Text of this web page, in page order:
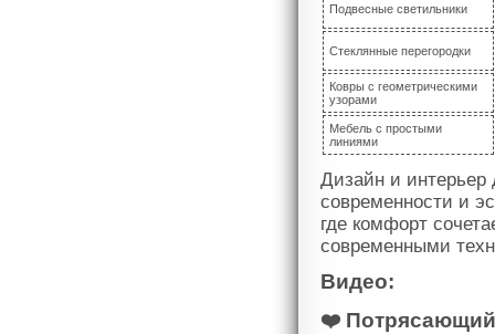
Подвесные светильники
Стеклянные перегородки
Ковры с геометрическими
узорами
Мебель с простыми
линиями
Дизайн и
современности и
где комфорт
современными
Видео:
❤️